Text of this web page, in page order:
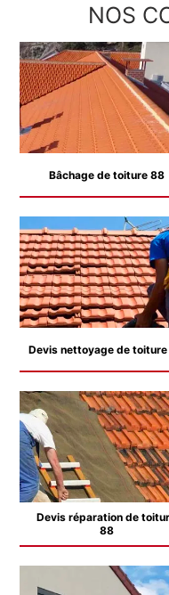
NOS
Bâchage de toiture 88
Devis nettoyage de
Devis réparation de
88